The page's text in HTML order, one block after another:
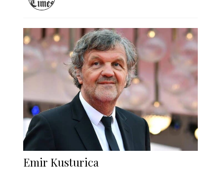
Emir Kusturica